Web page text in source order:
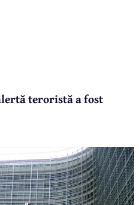
teroristă a fost